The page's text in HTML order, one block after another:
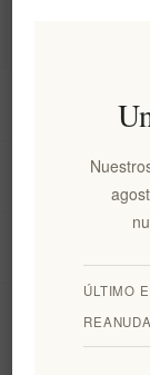
ÚLTIMO